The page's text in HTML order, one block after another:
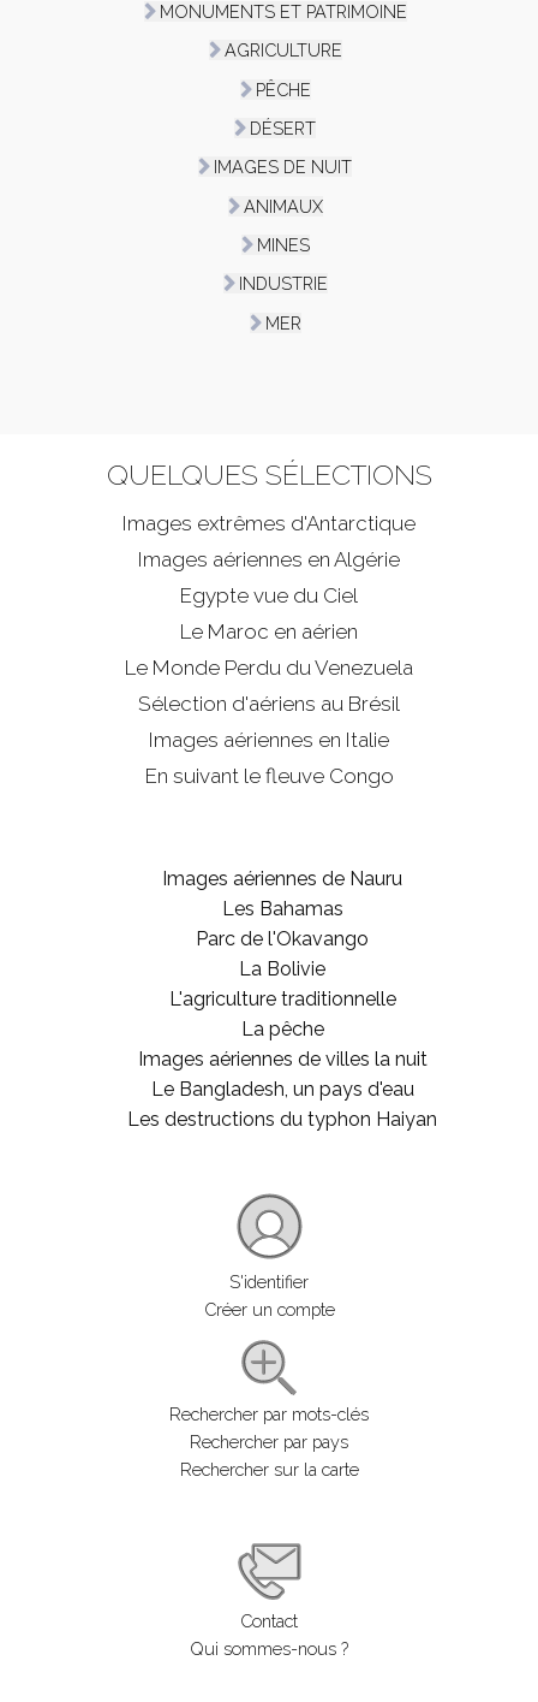
MONUMENTS ET PATRIMOINE
AGRICULTURE
PÊCHE
DÉSERT
IMAGES DE NUIT
ANIMAUX
MINES
INDUSTRIE
MER
QUELQUES SÉLECTIONS
Images extrêmes d'Antarctique
Images aériennes en Algérie
Egypte vue du Ciel
Le Maroc en aérien
Le Monde Perdu du Venezuela
Sélection d'aériens au Brésil
Images aériennes en Italie
En suivant le fleuve Congo
Images aériennes de Nauru
Les Bahamas
Parc de l'Okavango
La Bolivie
L'agriculture traditionnelle
La pêche
Images aériennes de villes la nuit
Le Bangladesh, un pays d'eau
Les destructions du typhon Haiyan
S'identifier
Créer un compte
Rechercher par mots-clés
Rechercher par pays
Rechercher sur la carte
Contact
Qui sommes-nous ?